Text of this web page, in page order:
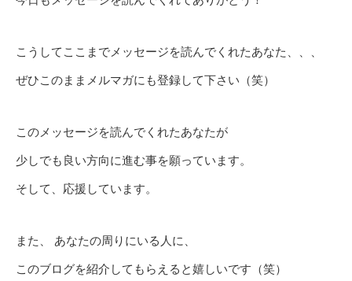
こうしてここまでメッセージを読んでくれたあなた、、、
ぜひこのままメルマガにも登録して下さい（笑）
このメッセージを読んでくれたあなたが
少しでも良い方向に進む事を願っています。
そして、応援しています。
また、 あなたの周りにいる人に、
このブログを紹介してもらえると嬉しいです（笑）